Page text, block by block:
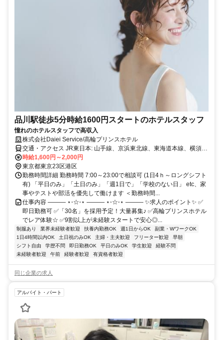
品川駅徒歩5分時給1600円スタートのホテルスタッフ
憧れのホテルスタッフで高収入
株式会社Daiei Service/高輪プリンスホテル
交通・アクセス JR東日本: 山手線、京浜東北線、東海道本線、横須賀
線、成田エクスプレス 京急電鉄: 京急本線、空港線から徒歩で約5
分。 都営地下鉄浅草線 高輪台駅A１出口から徒歩で約3分。
時給1,600円～2,000円
東京都東京23区港区
勤務時間詳細 勤務時間 7:00～23:00で相談可 (1日4ｈ～ロングシフト
有) 「平日のみ」「土日のみ」「週1日で」「学校のない日」 etc、家
事やテストや部活を優先して働けます ＜勤務時間...
仕事内容 ――― ⋆⋅☆⋅⋆ ――― ⋆⋅☆⋅⋆ ――― ✨求人のポイント✨ ✅
即日勤務可 ✅「30名」を採用予定！大量募集♪ ✅高輪プリンスホテル
でレア体験☆ ✅9割以上が未経験スタートで安心◎...
制服あり 業界未経験者歓迎 扶養内勤務OK 週1日からOK
副業・WワークOK
1日4時間以内OK
土日祝のみOK 主婦・主夫歓迎 フリーター歓迎
早朝
シフト自由
学歴不問 即日勤務OK 平日のみOK 学生歓迎
経験不問
未経験者歓迎
午前 経験者歓迎 有資格者歓迎
同じ企業の求人
アルバイト・パート